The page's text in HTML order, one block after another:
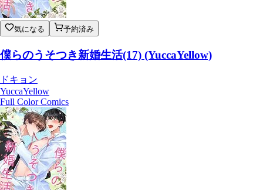
気になる 予約済み
僕らのうそつき新婚生活(17) (YuccaYellow)
ドキョン
YuccaYellow
Full Color Comics